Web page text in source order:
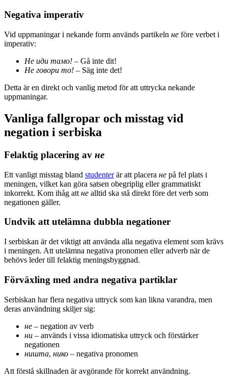
Negativa imperativ
Vid uppmaningar i nekande form används partikeln не före verbet i
imperativ:
Не иди тамо! – Gå inte dit!
Не говори то! – Säg inte det!
Detta är en direkt och vanlig metod för att uttrycka nekande
uppmaningar.
Vanliga fallgropar och misstag vid
negation i serbiska
Felaktig placering av не
Ett vanligt misstag bland studenterär att placera не på fel plats i
meningen, vilket kan göra satsen obegriplig eller grammatiskt
inkorrekt. Kom ihåg att не alltid ska stå direkt före det verb som
negationen gäller.
Undvik att utelämna dubbla negationer
I serbiskan är det viktigt att använda alla negativa element som krävs
i meningen. Att utelämna negativa pronomen eller adverb när de
behövs leder till felaktig meningsbyggnad.
Förväxling med andra negativa partiklar
Serbiskan har flera negativa uttryck som kan likna varandra, men
deras användning skiljer sig:
не – negation av verb
ни – används i vissa idiomatiska uttryck och förstärker
negationen
ништа, нико – negativa pronomen
Att förstå skillnaden är avgörande för korrekt användning.